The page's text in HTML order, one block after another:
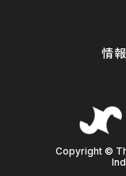
Copyright ©
情